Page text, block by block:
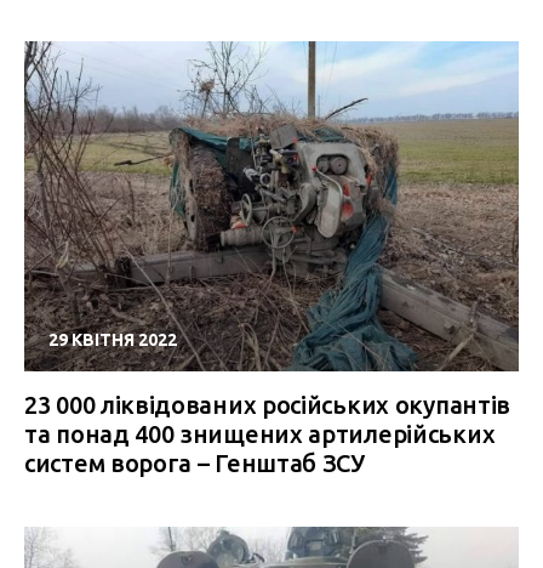
29 КВІТНЯ 2022
23 000 ліквідованих російських окупантів
та понад 400 знищених артилерійських
систем ворога – Генштаб ЗСУ